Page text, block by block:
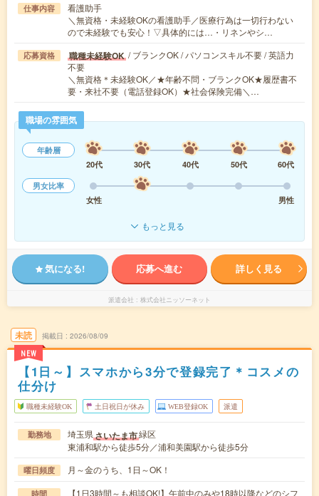
仕事内容
看護助手
＼無資格・未経験OKの看護助手／医療行為は一切行わない
ので未経験でも安心！▽具体的には…・リネンやシ…
応募資格 職種未経験OK / ブランクOK / パソコンスキル不要 / 英語力
不要
＼無資格＊未経験OK／★年齢不問・ブランクOK★履歴書不
要・来社不要（電話登録OK）★社会保険完備＼…
職場の雰囲気
年齢層
20代
30代 40代 50代
60代
男女比率
女性
男性
もっと見る
気になる! 応募へ進む 詳しく見る
派遣会社 株式会社ニッソーネット
未読
NEW
掲載日 2026/08/09
【1日～】スマホから3分で登録完了＊コスメの
仕分け
職種未経験OK 土日祝日が休み WEB登録OK 派遣
勤務地 埼玉県さいたま市緑区
東浦和駅から徒歩5分／浦和美園駅から徒歩5分
曜日頻度 月～金のうち、1日～OK！
時間 【1日3時間～も相談OK!】午前中のみや18時以降などのシフ